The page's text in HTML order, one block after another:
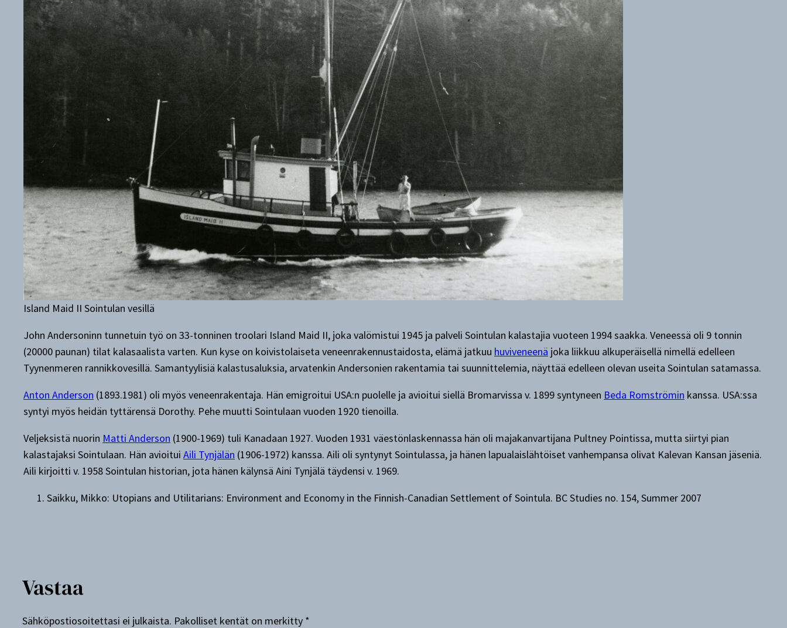
Island Maid II Sointulan vesillä
John Andersoninn tunnetuin työ on 33-tonninen troolari Island Maid II, joka valömistui 1945 ja palveli Sointulan kalastajia vuoteen 1994 saakka. Veneessä oli 9 tonnin
(20000 paunan) tilat kalasaalista varten. Kun kyse on koivistolaiseta veneenrakennustaidosta, elämä jatkuu huviveneenä joka liikkuu alkuperäisellä nimellä edelleen
Tyynenmeren rannikkovesillä. Samantyylisiä kalastusaluksia, arvatenkin Andersonien rakentamia tai suunnittelemia, näyttää edelleen olevan useita Sointulan satamassa.
Anton Anderson (1893.1981) oli myös veneenrakentaja. Hän emigroitui USA:n puolelle ja avioitui siellä Bromarvissa v. 1899 syntyneen Beda Romströmin kanssa. USA:ssa
syntyi myös heidän tyttärensä Dorothy. Pehe muutti Sointulaan vuoden 1920 tienoilla.
Veljeksistä nuorin Matti Anderson (1900-1969) tuli Kanadaan 1927. Vuoden 1931 väestönlaskennassa hän oli majakanvartijana Pultney Pointissa, mutta siirtyi pian
kalastajaksi Sointulaan. Hän avioitui Aili Tynjälän (1906-1972) kanssa. Aili oli syntynyt Sointulassa, ja hänen lapualaislähtöiset vanhempansa olivat Kalevan Kansan jäseniä.
Aili kirjoitti v. 1958 Sointulan historian, jota hänen kälynsä Aini Tynjälä täydensi v. 1969.
Saikku, Mikko: Utopians and Utilitarians: Environment and Economy in the Finnish-Canadian Settlement of Sointula. BC Studies no. 154, Summer 2007
Vastaa
Sähköpostiosoitettasi ei julkaista. Pakolliset kentät on merkitty *